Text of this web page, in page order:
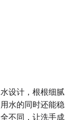
设计，根根细腻
水的同时还能稳
不同，让洗手成